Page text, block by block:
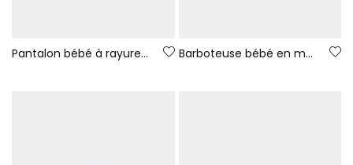
Pantalon bébé à rayures fil 100 % recyclé | Limited Edition Barboteuse bébé en maille à rayures fil 100 % recyclé | Limited Edition